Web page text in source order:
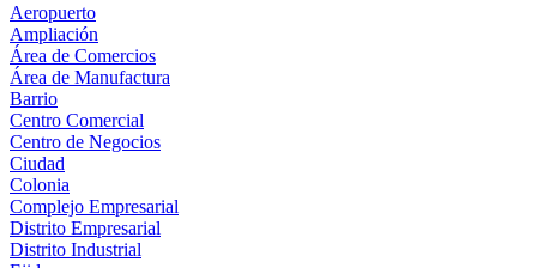
Aeropuerto
Ampliación
Área de Comercios
Área de Manufactura
Barrio
Centro Comercial
Centro de Negocios
Ciudad
Colonia
Complejo Empresarial
Distrito Empresarial
Distrito Industrial